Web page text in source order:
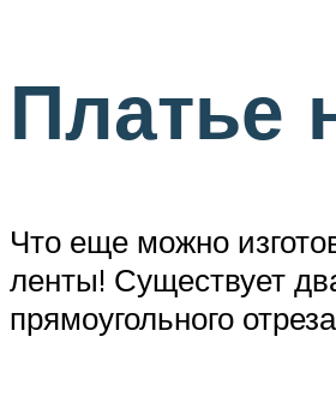
Платье
Что еще можно
ленты! Существует
прямоугольного